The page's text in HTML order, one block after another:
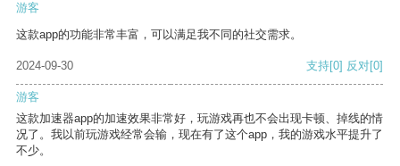
游客
这款app的功能非常丰富，可以满足我不同的社交需求。
2024-09-30 支持[0] 反对[0]
游客
这款加速器app的加速效果非常好，玩游戏再也不会出现卡顿、掉线的情
况了。我以前玩游戏经常会输，现在有了这个app，我的游戏水平提升了
不少。